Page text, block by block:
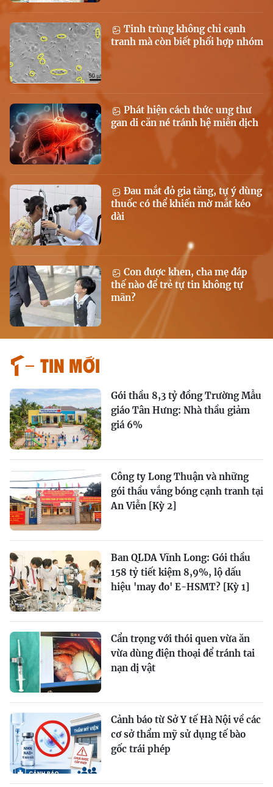
Tinh trùng không chỉ cạnh
tranh mà còn biết phối hợp nhóm
Phát hiện cách thức ung thư
gan di căn né tránh hệ miễn dịch
Đau mắt đỏ gia tăng, tự ý dùng
thuốc có thể khiến mờ mắt kéo
dài
Con được khen, cha mẹ đáp
thế nào để trẻ tự tin không tự
mãn?
Tin mới
Gói thầu 8,3 tỷ đồng Trường Mẫu
giáo Tân Hưng: Nhà thầu giảm
giá 6%
Công ty Long Thuận và những
gói thầu vắng bóng cạnh tranh tại
An Viễn [Kỳ 2]
Ban QLDA Vĩnh Long: Gói thầu
158 tỷ tiết kiệm 8,9%, lộ dấu
hiệu 'may đo' E-HSMT? [Kỳ 1]
Cẩn trọng với thói quen vừa ăn
vừa dùng điện thoại để tránh tai
nạn dị vật
Cảnh báo từ Sở Y tế Hà Nội về các
cơ sở thẩm mỹ sử dụng tế bào
gốc trái phép